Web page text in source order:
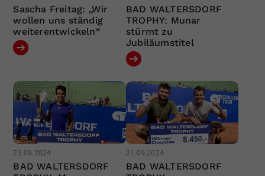
Sascha Freitag: „Wir
wollen uns ständig
weiterentwickeln“
BAD WALTERSDORF
TROPHY: Munar
stürmt zu
Jubiläumstitel
23.09.2024
BAD WALTERSDORF
21.09.2024
BAD WALTERSDORF